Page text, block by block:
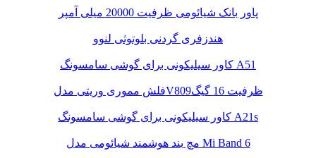
پاور بانک شیائومی ظرفیت 20000 میلی آمپر
هندزفری گردنی بلوتوثی لنوو
کاور سیلیکونی برای گوشی سامسونگ A51
فلش مموری وریتی مدلV809ظرفیت 16 گیگ
کاور سیلیکونی برای گوشی سامسونگ A21s
مچ بند هوشمند شیائومی مدل Mi Band 6